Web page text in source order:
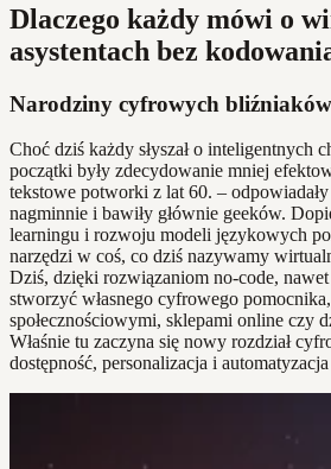
Dlaczego każdy mówi o
asystentach bez
Narodziny cyfrowych
Choć dziś każdy słyszał o inteligentnych
początki były zdecydowanie mniej
tekstowe potworki z lat 60. –
nagminnie i bawiły głównie geeków.
learningu i rozwoju modeli językowych
narzędzi w coś, co dziś nazywamy
Dziś, dzięki rozwiązaniom no-code,
stworzyć własnego cyfrowego
społecznościowymi, sklepami online czy
Właśnie tu zaczyna się nowy rozdział
dostępność, personalizacja i